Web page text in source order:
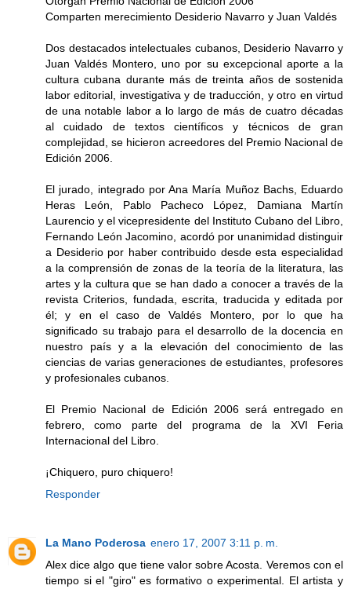
Comparten merecimiento Desiderio Navarro y Juan Valdés
Dos destacados intelectuales cubanos, Desiderio Navarro y
Juan Valdés Montero, uno por su excepcional aporte a la
cultura cubana durante más de treinta años de sostenida
labor editorial, investigativa y de traducción, y otro en virtud
de una notable labor a lo largo de más de cuatro décadas
al cuidado de textos científicos y técnicos de gran
complejidad, se hicieron acreedores del Premio Nacional de
Edición 2006.
El jurado, integrado por Ana María Muñoz Bachs, Eduardo
Heras León, Pablo Pacheco López, Damiana Martín
Laurencio y el vicepresidente del Instituto Cubano del Libro,
Fernando León Jacomino, acordó por unanimidad distinguir
a Desiderio por haber contribuido desde esta especialidad
a la comprensión de zonas de la teoría de la literatura, las
artes y la cultura que se han dado a conocer a través de la
revista Criterios, fundada, escrita, traducida y editada por
él; y en el caso de Valdés Montero, por lo que ha
significado su trabajo para el desarrollo de la docencia en
nuestro país y a la elevación del conocimiento de las
ciencias de varias generaciones de estudiantes, profesores
y profesionales cubanos.
El Premio Nacional de Edición 2006 será entregado en
febrero, como parte del programa de la XVI Feria
Internacional del Libro.
¡Chiquero, puro chiquero!
Responder
La Mano Poderosa enero 17, 2007 3:11 p. m.
Alex dice algo que tiene valor sobre Acosta. Veremos con el
tiempo si el "giro" es formativo o experimental. El artista y